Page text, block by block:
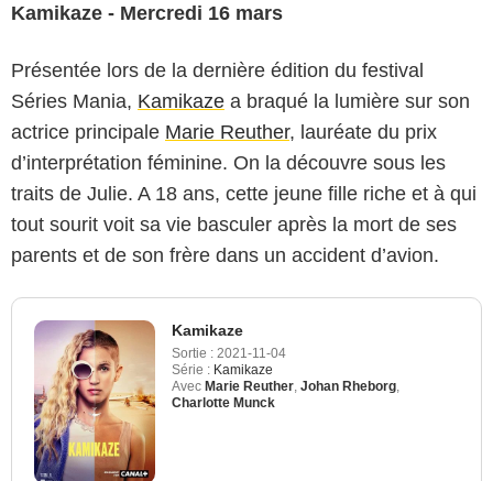
Kamikaze - Mercredi 16 mars
Présentée lors de la dernière édition du festival
Séries Mania, Kamikaze a braqué la lumière sur son
actrice principale Marie Reuther, lauréate du prix
d’interprétation féminine. On la découvre sous les
traits de Julie. A 18 ans, cette jeune fille riche et à qui
tout sourit voit sa vie basculer après la mort de ses
parents et de son frère dans un accident d’avion.
Kamikaze
Sortie : 2021-11-04
Série : Kamikaze
Avec Marie Reuther Johan Rheborg
Charlotte Munck